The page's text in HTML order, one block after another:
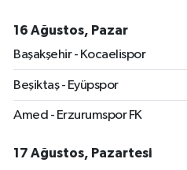
16 Ağustos, Pazar
Başakşehir - Kocaelispor
Beşiktaş - Eyüpspor
Amed - Erzurumspor FK
17 Ağustos, Pazartesi